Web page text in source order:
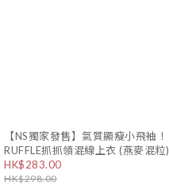
【NS獨家發售】氣質顯瘦小飛袖！
RUFFLE抓抓領混線上衣 (燕麥混粒)
HK$283.00
HK$298.00